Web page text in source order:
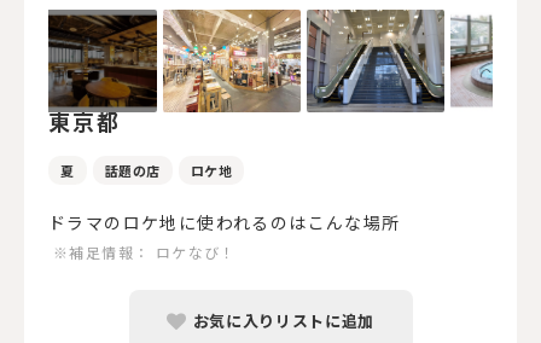
東京都
夏 話題の店 ロケ地
ドラマのロケ地に使われるのはこんな場所
※補足情報： ロケなび！
お気に入りリストに追加